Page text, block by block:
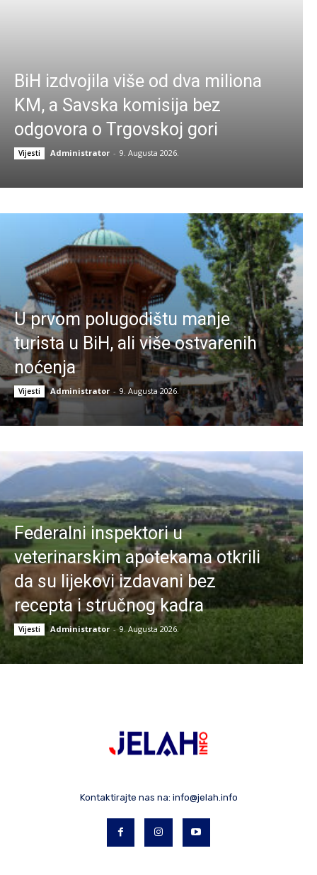
BiH izdvojila više od dva miliona
KM, a Savska komisija bez
odgovora o Trgovskoj gori
Vijesti Administrator - 9. Augusta 2026.
U prvom polugodištu manje
turista u BiH, ali više ostvarenih
noćenja
Vijesti Administrator - 9. Augusta 2026.
Federalni inspektori u
veterinarskim apotekama otkrili
da su lijekovi izdavani bez
recepta i stručnog kadra
Vijesti Administrator - 9. Augusta 2026.
Kontaktirajte nas na: info@jelah.info